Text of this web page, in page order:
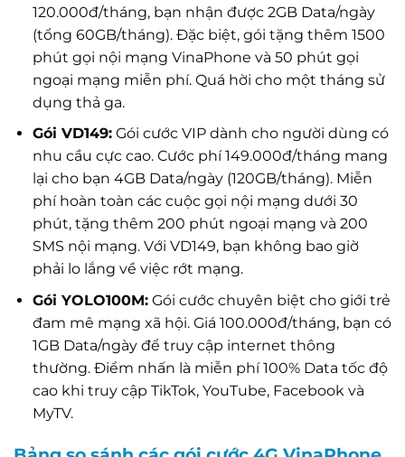
120.000đ/tháng, bạn nhận được 2GB Data/ngày
(tổng 60GB/tháng). Đặc biệt, gói tặng thêm 1500
phút gọi nội mạng VinaPhone và 50 phút gọi
ngoại mạng miễn phí. Quá hời cho một tháng sử
dụng thả ga.
Gói VD149:Gói cước VIP dành cho người dùng có
nhu cầu cực cao. Cước phí 149.000đ/tháng mang
lại cho bạn 4GB Data/ngày (120GB/tháng). Miễn
phí hoàn toàn các cuộc gọi nội mạng dưới 30
phút, tặng thêm 200 phút ngoại mạng và 200
SMS nội mạng. Với VD149, bạn không bao giờ
phải lo lắng về việc rớt mạng.
Gói YOLO100M:Gói cước chuyên biệt cho giới trẻ
đam mê mạng xã hội. Giá 100.000đ/tháng, bạn có
1GB Data/ngày để truy cập internet thông
thường. Điểm nhấn là miễn phí 100% Data tốc độ
cao khi truy cập TikTok, YouTube, Facebook và
MyTV.